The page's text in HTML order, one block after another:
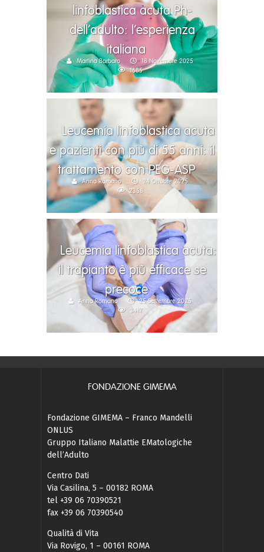
linfoblastica acuta Ph-
dell’adulto: l’esperienza
italiana
Martina Barbaro
18 Novembre 2025
1685
Leucemia linfoblastica acuta
e pazienti con più di 55 anni: il
trattamento con PEG-ASP
Anna Romano
24 Ottobre 2025
2358
Leucemia linfoblastica acuta:
il trapianto è più efficace se
precoce
Anna Romano
25 Settembre 2025
3417
FONDAZIONE GIMEMA
Fondazione GIMEMA – Franco Mandelli
ONLUS
Gruppo Italiano Malattie EMatologiche
dell’Adulto
Centro Dati
Via Casilina, 5 – 00182 ROMA
tel +39 06 70390521
fax +39 06 70390540
Qualità di Vita
Via Rovigo, 1 – 00161 ROMA